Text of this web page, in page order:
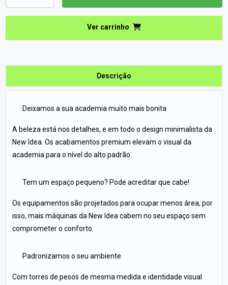
Ver carrinho
Descrição
Deixamos a sua academia muito mais bonita
A beleza está nos detalhes, e em todo o design minimalista da
New Idea. Os acabamentos premium elevam o visual da
academia para o nível do alto padrão.
Tem um espaço pequeno? Pode acreditar que cabe!
Os equipamentos são projetados para ocupar menos área, por
isso, mais máquinas da New Idea cabem no seu espaço sem
comprometer o conforto.
Padronizamos o seu ambiente
Com torres de pesos de mesma medida e identidade visual